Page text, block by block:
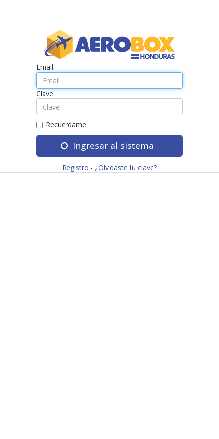
Email:
Clave:
Recuerdame
Ingresar al sistema
Registro - ¿Olvidaste tu clave?